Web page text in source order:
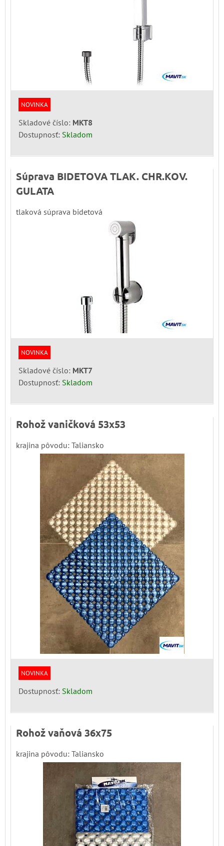
NOVINKA
Skladové číslo: MKT8
Dostupnosť: Skladom
Súprava BIDETOVA TLAK. CHR.KOV.
GULATA
tlaková súprava bidetová
NOVINKA
Skladové číslo: MKT7
Dostupnosť: Skladom
Rohož vaničková 53x53
krajina pôvodu: Taliansko
NOVINKA
Dostupnosť: Skladom
Rohož vaňová 36x75
krajina pôvodu: Taliansko